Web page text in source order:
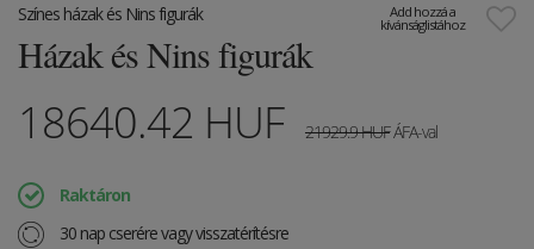
Add hozzá a
kívánságlistához
Színes házak és Nins figurák
Házak és Nins figurák
18640.42 HUF 21929.9HUFÁFA-val
Raktáron
30 nap cserére vagy visszatérítésre